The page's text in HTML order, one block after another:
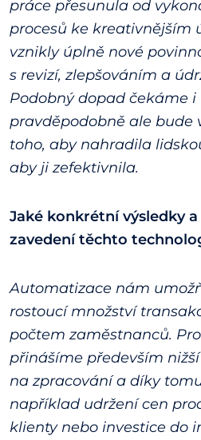
práce přesunula od
procesů ke kreativnějším
vznikly úplně nové
s revizí, zlepšováním a
Podobný dopad čekáme i
pravděpodobně ale bude
toho, aby nahradila
aby ji zefektivnila.
Jaké konkrétní výsledky
zavedení těchto
Automatizace nám
rostoucí množství
počtem zaměstnanců.
přinášíme především
na zpracování a díky
například udržení cen
klienty nebo investice do